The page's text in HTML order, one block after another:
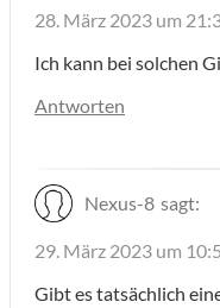
28. März 2023 um
Ich kann bei solchen
Antworten
Nexus-8 sagt:
29. März 2023 um
Gibt es tatsächlich